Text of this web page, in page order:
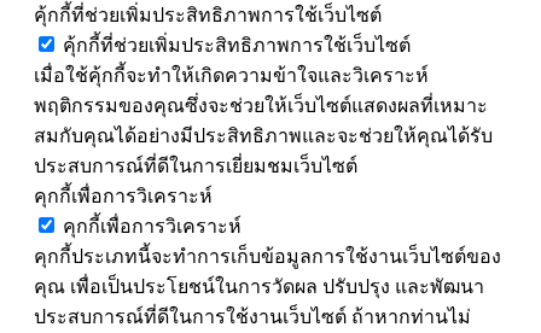
คุ้กกี้ที่ช่วยเพิ่มประสิทธิภาพการใช้เว็บไซต์
คุ้กกี้ที่ช่วยเพิ่มประสิทธิภาพการใช้เว็บไซต์
เมื่อใช้คุ้กกี้จะทำให้เกิดความข้าใจและวิเคราะห์
พฤติกรรมของคุณซึ่งจะช่วยให้เว็บไซต์แสดงผลที่เหมาะ
สมกับคุณได้อย่างมีประสิทธิภาพและจะช่วยให้คุณได้รับ
ประสบการณ์ที่ดีในการเยี่ยมชมเว็บไซต์
คุกกี้เพื่อการวิเคราะห์
คุกกี้เพื่อการวิเคราะห์
คุกกี้ประเภทนี้จะทำการเก็บข้อมูลการใช้งานเว็บไซต์ของ
คุณ เพื่อเป็นประโยชน์ในการวัดผล ปรับปรุง และพัฒนา
ประสบการณ์ที่ดีในการใช้งานเว็บไซต์ ถ้าหากท่านไม่